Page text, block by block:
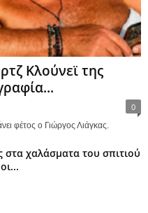
Κλούνεϊ της
0
φέτος ο Γιώργος Λιάγκας.
στα χαλάσματα του σπιτιού